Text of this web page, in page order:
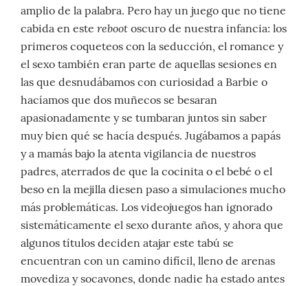
amplio de la palabra. Pero hay un juego que no tiene
cabida en este reboot oscuro de nuestra infancia: los
primeros coqueteos con la seducción, el romance y
el sexo también eran parte de aquellas sesiones en
las que desnudábamos con curiosidad a Barbie o
hacíamos que dos muñecos se besaran
apasionadamente y se tumbaran juntos sin saber
muy bien qué se hacía después. Jugábamos a papás
y a mamás bajo la atenta vigilancia de nuestros
padres, aterrados de que la cocinita o el bebé o el
beso en la mejilla diesen paso a simulaciones mucho
más problemáticas. Los videojuegos han ignorado
sistemáticamente el sexo durante años, y ahora que
algunos títulos deciden atajar este tabú se
encuentran con un camino difícil, lleno de arenas
movediza y socavones, donde nadie ha estado antes